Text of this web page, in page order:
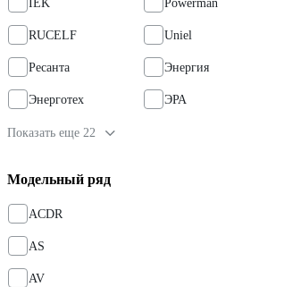
IEK Powerman
RUCELF Uniel
Ресанта Энергия
Энерготех ЭРА
Показать еще 22
Модельный ряд
ACDR
AS
AV